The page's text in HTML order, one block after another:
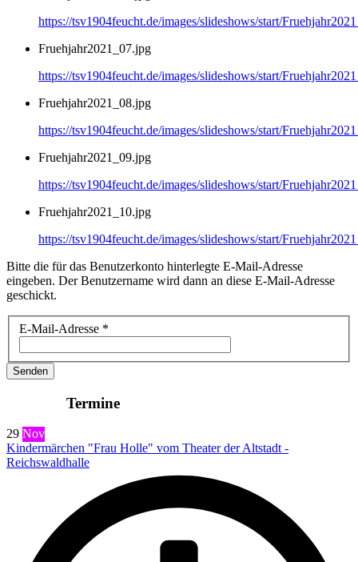
https://tsv1904feucht.de/images/slideshows/start/
Fruehjahr2021_07.jpg
https://tsv1904feucht.de/images/slideshows/start/
Fruehjahr2021_08.jpg
https://tsv1904feucht.de/images/slideshows/start/
Fruehjahr2021_09.jpg
https://tsv1904feucht.de/images/slideshows/start/
Fruehjahr2021_10.jpg
https://tsv1904feucht.de/images/slideshows/start/
Bitte die für das Benutzerkonto hinterlegte E-Mail-Adresse
eingeben. Der Benutzername wird dann an diese E-Mail-Adresse
geschickt.
E-Mail-Adresse *
Senden
Termine
29 Nov
Kindermärchen "Frau Holle" vom Theater der Altstadt -
Reichswaldhalle